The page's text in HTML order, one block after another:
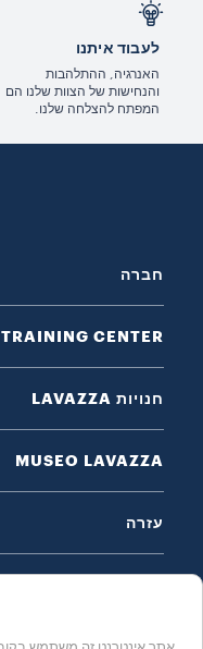
לעבוד איתנו
האנרגיה, ההתלהבות
והנחישות של הצוות שלנו הם
המפתח להצלחה שלנו.
חברה
TRAINING CENTER
חנויות LAVAZZA
MUSEO LAVAZZA
עזרה